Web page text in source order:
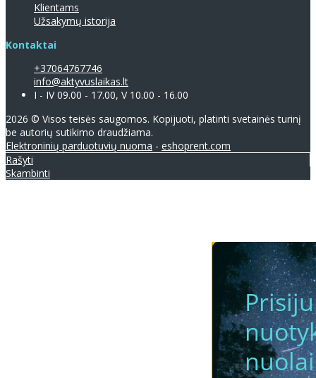
Klientams
Užsakymų istorija
Kontaktai
+37064767746
info@aktyvuslaikas.lt
I - IV 09.00 - 17.00, V 10.00 - 16.00
2026 © Visos teisės saugomos. Kopijuoti, platinti svetainės turinį
be autorių sutikimo draudžiama.
Elektroninių parduotuvių nuoma - eshoprent.com
Rašyti
Skambinti